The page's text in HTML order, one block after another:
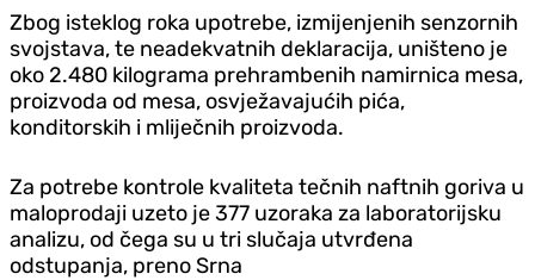
Zbog isteklog roka upotrebe, izmijenjenih senzornih
svojstava, te neadekvatnih deklaracija, uništeno je
oko 2.480 kilograma prehrambenih namirnica mesa,
proizvoda od mesa, osvježavajućih pića,
konditorskih i mliječnih proizvoda.
Za potrebe kontrole kvaliteta tečnih naftnih goriva u
maloprodaji uzeto je 377 uzoraka za laboratorijsku
analizu, od čega su u tri slučaja utvrđena
odstupanja, preno Srna